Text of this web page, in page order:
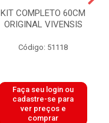
KIT COMPLETO 60CM
ORIGINAL VIVENSIS
Código: 51118
Faça seu login ou
cadastre-se para
ver preços e
comprar